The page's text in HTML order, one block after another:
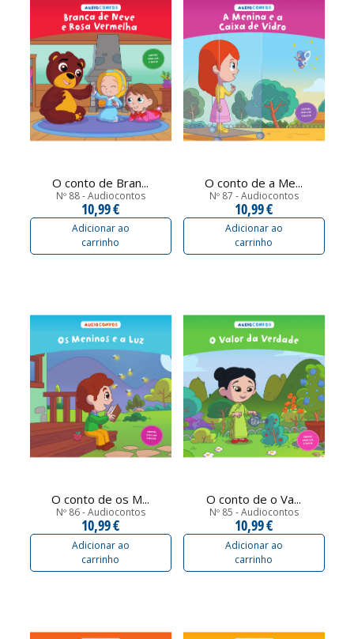
O conto de Bran...
Nº 88 - Audiocontos
10,99 €
Adicionar ao
carrinho
O conto de a Me...
Nº 87 - Audiocontos
10,99 €
Adicionar ao
carrinho
O conto de os M...
Nº 86 - Audiocontos
10,99 €
Adicionar ao
carrinho
O conto de o Va...
Nº 85 - Audiocontos
10,99 €
Adicionar ao
carrinho